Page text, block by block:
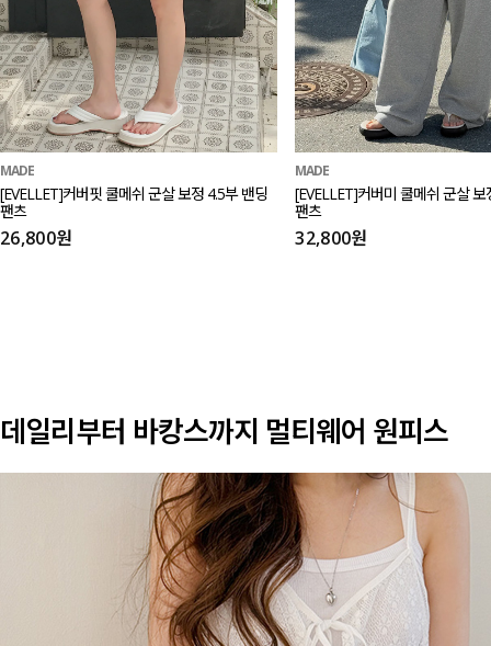
MADE
[EVELLET]커버핏 쿨메쉬 군살 보정 4.5부 밴딩
팬츠
26,800원
MADE
[EVELLET]커버미 쿨메쉬 군살
팬츠
32,800원
데일리부터 바캉스까지 멀티웨어 원피스